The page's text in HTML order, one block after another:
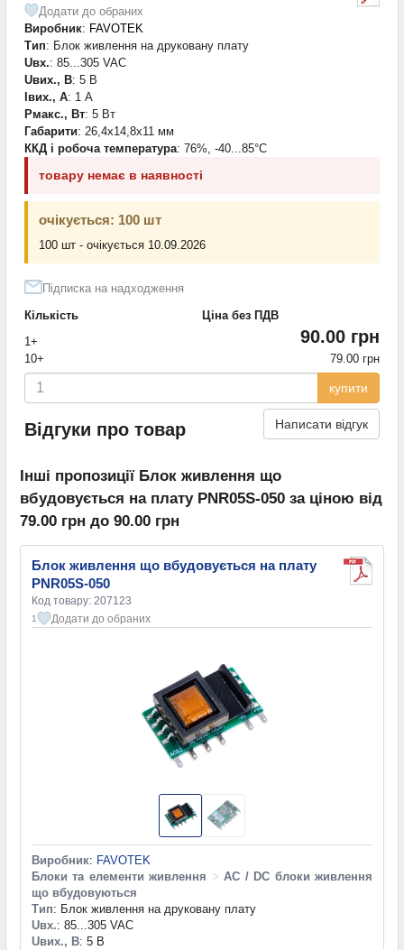
Додати до обраних
Виробник: FAVOTEK
Тип: Блок живлення на друковану плату
Uвх.: 85...305 VAC
Uвих., В: 5 В
Iвих., А: 1 А
Pмакс., Вт: 5 Вт
Габарити: 26,4x14,8x11 мм
ККД і робоча температура: 76%, -40...85°С
товару немає в наявності
очікується: 100 шт
100 шт - очікується 10.09.2026
Підписка на надходження
Кількість
Ціна без ПДВ
1+
90.00 грн
10+ 79.00 грн
купити
Відгуки про товар Написати відгук
Інші пропозиції Блок живлення що
вбудовується на плату PNR05S-050 за ціною від
79.00 грн до 90.00 грн
Блок живлення що вбудовується на плату
PNR05S-050
Код товару: 207123
1 Додати до обраних
Виробник: FAVOTEK
Блоки та елементи живлення > AC / DC блоки живлення
що вбудовуються
Тип: Блок живлення на друковану плату
Uвх.: 85...305 VAC
Uвих., В: 5 В